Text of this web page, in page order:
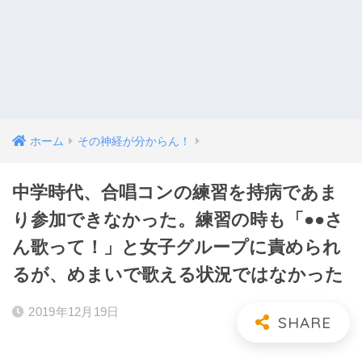
ホーム その神経が分からん！
中学時代、合唱コンの練習を持病であま
り参加できなかった。練習の時も「●●さ
ん歌って！」と女子グループに責められ
るが、めまいで歌える状況ではなかった
2019年12月19日